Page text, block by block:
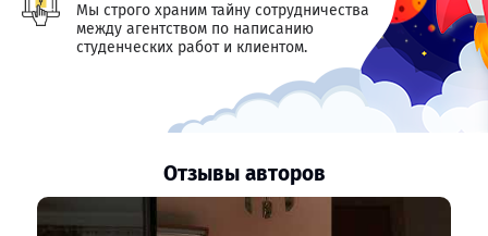
Мы строго храним тайну сотрудничества
между агентством по написанию
студенческих работ и клиентом.
Отзывы авторов